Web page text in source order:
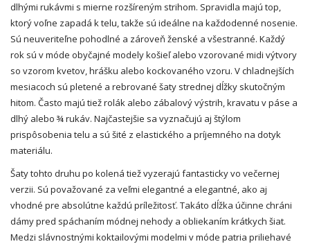
dlhými rukávmi s mierne rozšíreným strihom. Spravidla majú top,
ktorý voľne zapadá k telu, takže sú ideálne na každodenné nosenie.
Sú neuveriteľne pohodlné a zároveň ženské a všestranné. Každý
rok sú v móde obyčajné modely košieľ alebo vzorované midi výtvory
so vzorom kvetov, hrášku alebo kockovaného vzoru. V chladnejších
mesiacoch sú pletené a rebrované šaty strednej dĺžky skutočným
hitom. Často majú tiež rolák alebo zábalový výstrih, kravatu v páse a
dlhý alebo ¾ rukáv. Najčastejšie sa vyznačujú aj štýlom
prispôsobenia telu a sú šité z elastického a príjemného na dotyk
materiálu.
Šaty tohto druhu po kolená tiež vyzerajú fantasticky vo večernej
verzii. Sú považované za veľmi elegantné a elegantné, ako aj
vhodné pre absolútne každú príležitosť. Takáto dĺžka účinne chráni
dámy pred spáchaním módnej nehody a obliekaním krátkych šiat.
Medzi slávnostnými koktailovými modelmi v móde patria priliehavé